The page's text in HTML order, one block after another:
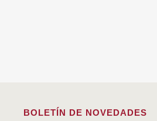
BOLETÍN DE NOVEDADES